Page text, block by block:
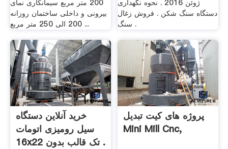
200 متر مربع سیمانکاری نمای
بیرونی و داخلی ساختمان روزانه
200 الی 250 متر مربع ...
ژوئن 2016 . نحوه نگهداری
دستگاه سنگ شکن . فروش زغال
سنگ .
خرید آنلاین دستگاه
سیل رومیزی اتومات
16x22 تک قالب بدون .
پروژه های کیت تبدیل
Mini Mill Cnc,